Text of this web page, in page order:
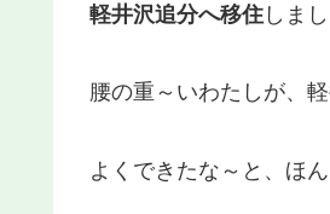
軽井沢追分へ移住 しまし
腰の重～いわたしが、
よくできたな～と、ほ